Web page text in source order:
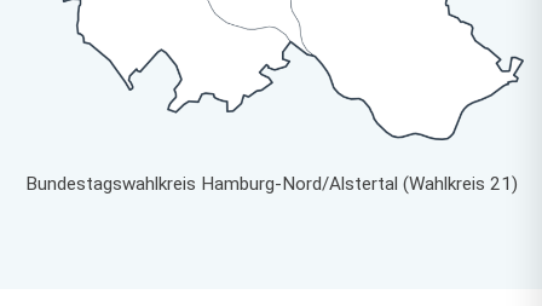
Bundestagswahlkreis Hamburg-Nord/Alstertal (Wahlkreis 21)